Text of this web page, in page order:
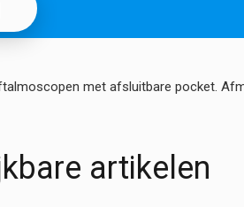
met afsluitbare pocket.
artikelen